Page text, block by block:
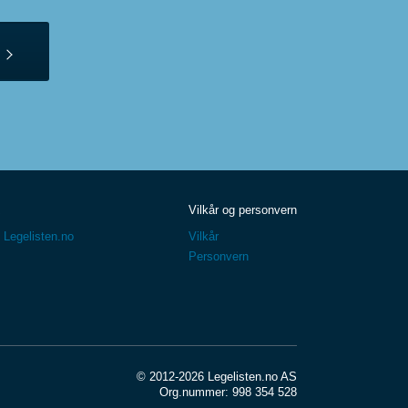
Legelisten.no
Vilkår og personvern
Vilkår
Personvern
© 2012-2026 Legelisten.no AS
Org.nummer: 998 354 528